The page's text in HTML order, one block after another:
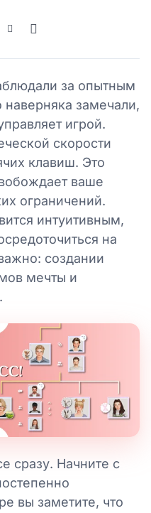
за опытным
замечали,
игрой.
скорости
клавиш. Это
ваше
ограничений.
интуитивным,
на
создании
мечты и
сразу. Начните с
вы заметите, что